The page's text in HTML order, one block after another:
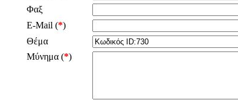
Φαξ
E-Mail (*)
Θέμα
Μύνημα (*)